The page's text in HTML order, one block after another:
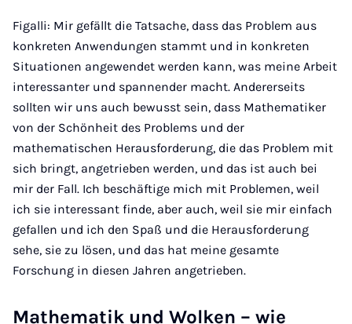
Figalli: Mir gefällt die Tatsache, dass das Problem aus
konkreten Anwendungen stammt und in konkreten
Situationen angewendet werden kann, was meine Arbeit
interessanter und spannender macht. Andererseits
sollten wir uns auch bewusst sein, dass Mathematiker
von der Schönheit des Problems und der
mathematischen Herausforderung, die das Problem mit
sich bringt, angetrieben werden, und das ist auch bei
mir der Fall. Ich beschäftige mich mit Problemen, weil
ich sie interessant finde, aber auch, weil sie mir einfach
gefallen und ich den Spaß und die Herausforderung
sehe, sie zu lösen, und das hat meine gesamte
Forschung in diesen Jahren angetrieben.
Mathematik und Wolken – wie